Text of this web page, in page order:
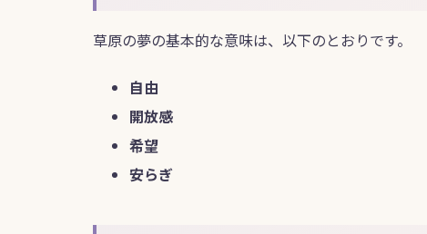
草原の夢の基本的な意味は、以下のとおりです。
自由
開放感
希望
安らぎ